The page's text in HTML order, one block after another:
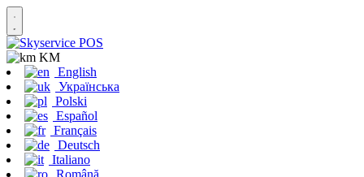
KM
English
Українська
Polski
Español
Français
Deutsch
Italiano
Română